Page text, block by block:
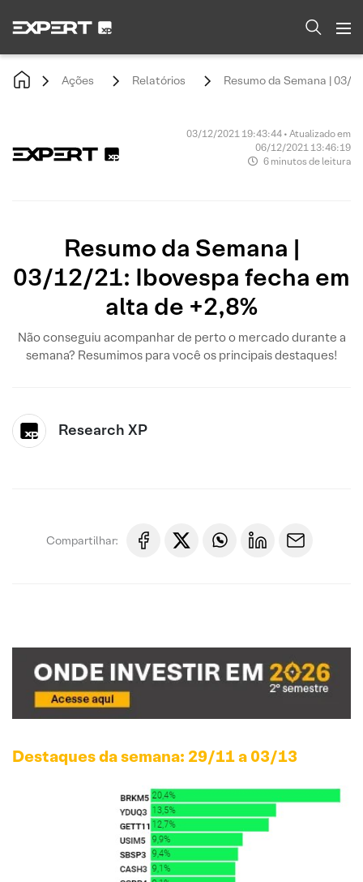
Ações Relatórios Resumo da Semana | 03/
03/12/2021 19:43:44 • Atualizado em
06/12/2021 13:46:19
6 minutos de leitura
Resumo da Semana |
03/12/21: Ibovespa fecha em
alta de +2,8%
Não conseguiu acompanhar de perto o mercado durante a
semana? Resumimos para você os principais destaques!
Research XP
Compartilhar:
Destaques da semana: 29/11 a 03/13